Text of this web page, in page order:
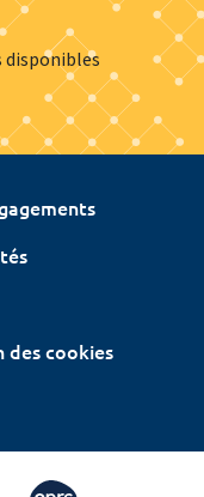
disponibles
des cookies